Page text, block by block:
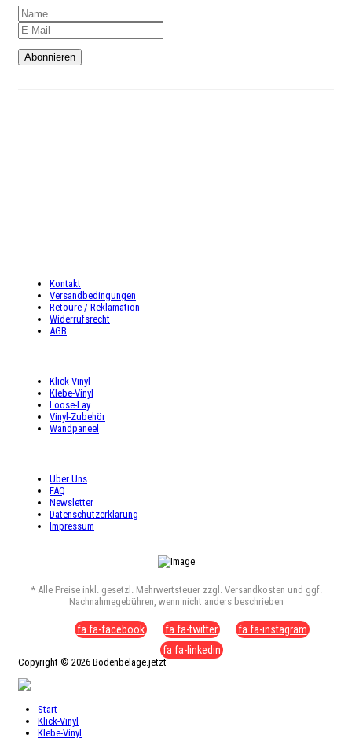
Kontakt
Versandbedingungen
Retoure / Reklamation
Widerrufsrecht
AGB
Klick-Vinyl
Klebe-Vinyl
Loose-Lay
Vinyl-Zubehör
Wandpaneel
Über Uns
FAQ
Newsletter
Datenschutzerklärung
Impressum
* Alle Preise inkl. gesetzl. Mehrwertsteuer zzgl. Versandkosten und ggf.
Nachnahmegebühren, wenn nicht anders beschrieben
fa fa-facebook fa fa-twitter
fa fa-instagram
fa fa-linkedin
Copyright © 2026 Bodenbeläge.jetzt
Start
Klick-Vinyl
Klebe-Vinyl